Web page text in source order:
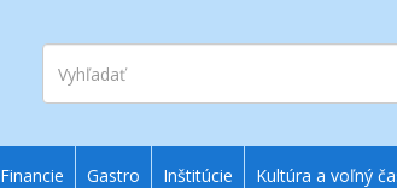
Vyhľadať
Financie Gastro Inštitúcie Kultúra a voľný